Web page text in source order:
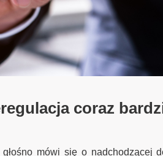
coraz
mówi się o nadchodzącej